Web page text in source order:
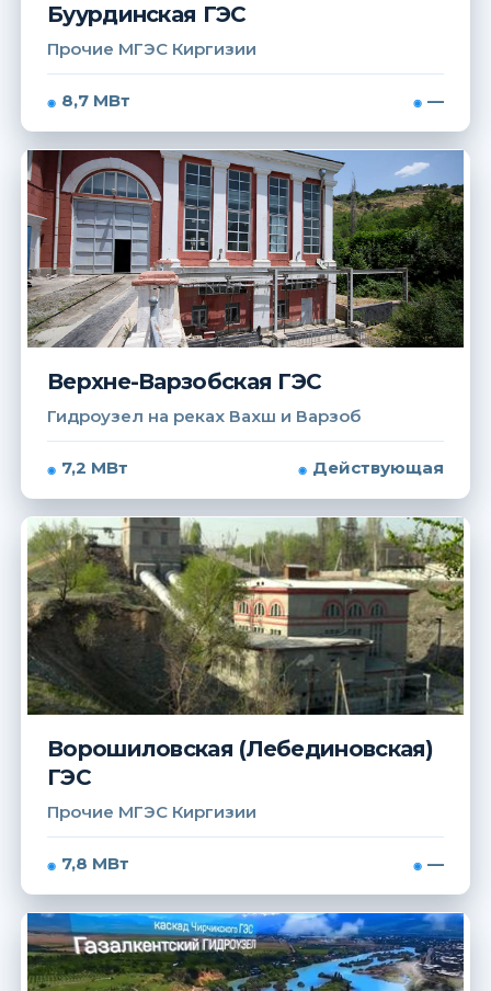
Буурдинская ГЭС
Прочие МГЭС Киргизии
8,7 МВт —
Верхне-Варзобская ГЭС
Гидроузел на реках Вахш и Варзоб
7,2 МВт Действующая
Ворошиловская (Лебединовская)
ГЭС
Прочие МГЭС Киргизии
7,8 МВт —